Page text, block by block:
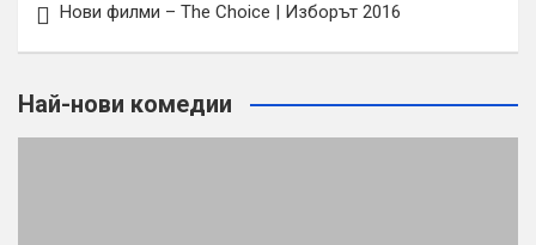
Нови филми – The Choice | Изборът 2016
Най-нови комедии